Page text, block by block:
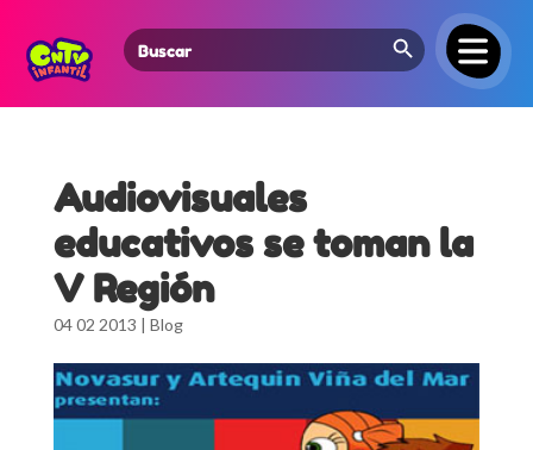
Search
for:
Search Button
Audiovisuales
educativos se toman la
V Región
04 02 2013 | Blog